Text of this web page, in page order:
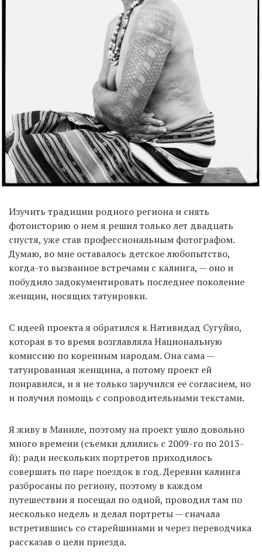
Изучить традиции родного региона и снять
фотоисторию о нем я решил только лет двадцать
спустя, уже став профессиональным фотографом.
Думаю, во мне оставалось детское любопытство,
когда-то вызванное встречами с калинга, — оно и
побудило задокументировать последнее поколение
женщин, носящих татуировки.
С идеей проекта я обратился к Нативидад Сугуйяо,
которая в то время возглавляла Национальную
комиссию по коренным народам. Она сама —
татуированная женщина, а потому проект ей
понравился, и я не только заручился ее согласием, но
и получил помощь с сопроводительными текстами.
Я живу в Маниле, поэтому на проект ушло довольно
много времени (съемки длились с 2009-го по 2013-
й): ради нескольких портретов приходилось
совершать по паре поездок в год. Деревни калинга
разбросаны по региону, поэтому в каждом
путешествии я посещал по одной, проводил там по
несколько недель и делал портреты — сначала
встретившись со старейшинами и через переводчика
рассказав о цели приезда.